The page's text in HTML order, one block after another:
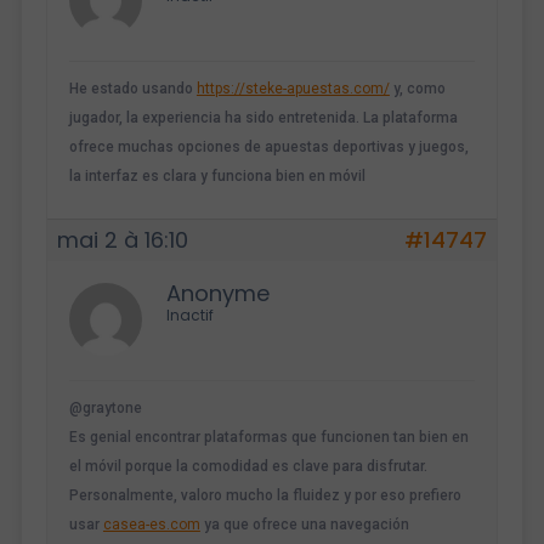
He estado usando https://steke-apuestas.com/y, como
jugador, la experiencia ha sido entretenida. La plataforma
ofrece muchas opciones de apuestas deportivas y juegos,
la interfaz es clara y funciona bien en móvil
mai 2 à 16:10
#14747
Anonyme
Inactif
@graytone
Es genial encontrar plataformas que funcionen tan bien en
el móvil porque la comodidad es clave para disfrutar.
Personalmente, valoro mucho la fluidez y por eso prefiero
usar casea-es.com ya que ofrece una navegación